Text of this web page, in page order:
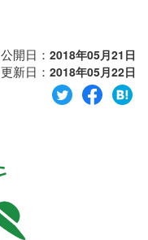
公開日： 2018年05月21日
更新日： 2018年05月22日